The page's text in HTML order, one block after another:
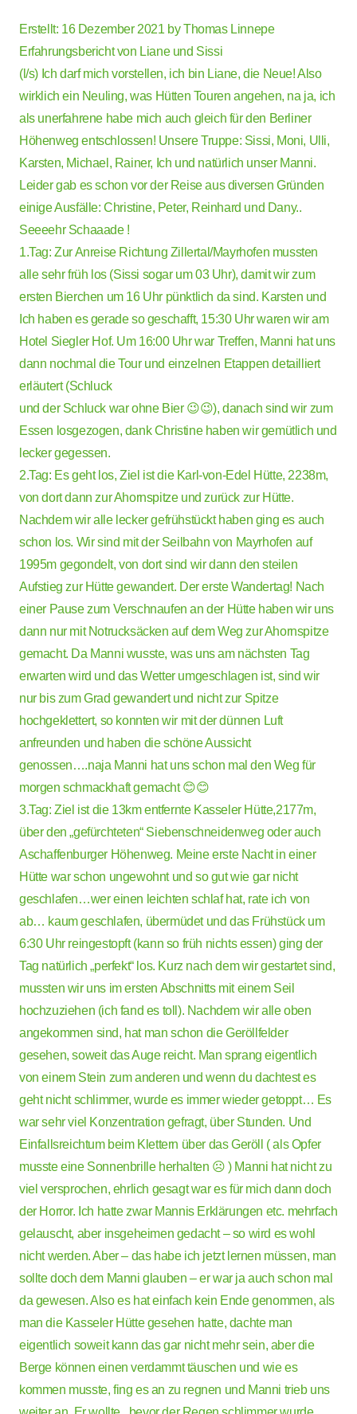
Erstellt: 16 Dezember 2021 byThomas Linnepe
Erfahrungsbericht von Liane und Sissi
(l/s) Ich darf mich vorstellen, ich bin Liane, die Neue! Also
wirklich ein Neuling, was Hütten Touren angehen, na ja, ich
als unerfahrene habe mich auch gleich für den Berliner
Höhenweg entschlossen! Unsere Truppe: Sissi, Moni, Ulli,
Karsten, Michael, Rainer, Ich und natürlich unser Manni.
Leider gab es schon vor der Reise aus diversen Gründen
einige Ausfälle: Christine, Peter, Reinhard und Dany..
Seeeehr Schaaade !
1.Tag: Zur Anreise Richtung Zillertal/Mayrhofen mussten
alle sehr früh los (Sissi sogar um 03 Uhr), damit wir zum
ersten Bierchen um 16 Uhr pünktlich da sind. Karsten und
Ich haben es gerade so geschafft, 15:30 Uhr waren wir am
Hotel Siegler Hof. Um 16:00 Uhr war Treffen, Manni hat uns
dann nochmal die Tour und einzelnen Etappen detailliert
erläutert (Schluck
und der Schluck war ohne Bier 😉😉), danach sind wir zum
Essen losgezogen, dank Christine haben wir gemütlich und
lecker gegessen.
2.Tag: Es geht los, Ziel ist die Karl-von-Edel Hütte, 2238m,
von dort dann zur Ahornspitze und zurück zur Hütte.
Nachdem wir alle lecker gefrühstückt haben ging es auch
schon los. Wir sind mit der Seilbahn von Mayrhofen auf
1995m gegondelt, von dort sind wir dann den steilen
Aufstieg zur Hütte gewandert. Der erste Wandertag! Nach
einer Pause zum Verschnaufen an der Hütte haben wir uns
dann nur mit Notrucksäcken auf dem Weg zur Ahornspitze
gemacht. Da Manni wusste, was uns am nächsten Tag
erwarten wird und das Wetter umgeschlagen ist, sind wir
nur bis zum Grad gewandert und nicht zur Spitze
hochgeklettert, so konnten wir mit der dünnen Luft
anfreunden und haben die schöne Aussicht
genossen….naja Manni hat uns schon mal den Weg für
morgen schmackhaft gemacht 😊😊
3.Tag: Ziel ist die 13km entfernte Kasseler Hütte,2177m,
über den „gefürchteten“ Siebenschneidenweg oder auch
Aschaffenburger Höhenweg. Meine erste Nacht in einer
Hütte war schon ungewohnt und so gut wie gar nicht
geschlafen…wer einen leichten schlaf hat, rate ich von
ab… kaum geschlafen, übermüdet und das Frühstück um
6:30 Uhr reingestopft (kann so früh nichts essen) ging der
Tag natürlich „perfekt“ los. Kurz nach dem wir gestartet sind,
mussten wir uns im ersten Abschnitts mit einem Seil
hochzuziehen (ich fand es toll). Nachdem wir alle oben
angekommen sind, hat man schon die Geröllfelder
gesehen, soweit das Auge reicht. Man sprang eigentlich
von einem Stein zum anderen und wenn du dachtest es
geht nicht schlimmer, wurde es immer wieder getoppt… Es
war sehr viel Konzentration gefragt, über Stunden. Und
Einfallsreichtum beim Klettern über das Geröll ( als Opfer
musste eine Sonnenbrille herhalten ☹ ) Manni hat nicht zu
viel versprochen, ehrlich gesagt war es für mich dann doch
der Horror. Ich hatte zwar Mannis Erklärungen etc. mehrfach
gelauscht, aber insgeheimen gedacht – so wird es wohl
nicht werden. Aber – das habe ich jetzt lernen müssen, man
sollte doch dem Manni glauben – er war ja auch schon mal
da gewesen. Also es hat einfach kein Ende genommen, als
man die Kasseler Hütte gesehen hatte, dachte man
eigentlich soweit kann das gar nicht mehr sein, aber die
Berge können einen verdammt täuschen und wie es
kommen musste, fing es an zu regnen und Manni trieb uns